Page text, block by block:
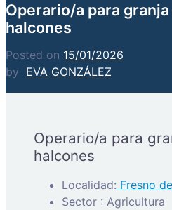
Operario/a para
halcones
Posted on 15/01/2026
by EVA GONZÁLEZ
Operario/a para
halcones
Localidad: Fresno
Sector : Agricultura